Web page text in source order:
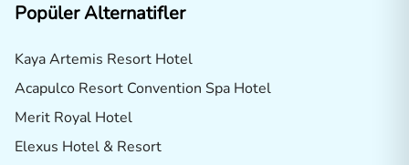
Popüler Alternatifler
Kaya Artemis Resort Hotel
Acapulco Resort Convention Spa Hotel
Merit Royal Hotel
Elexus Hotel & Resort